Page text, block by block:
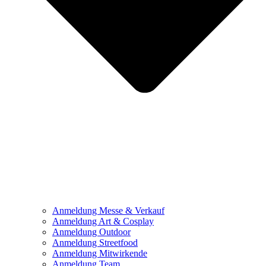
Anmeldung Messe & Verkauf
Anmeldung Art & Cosplay
Anmeldung Outdoor
Anmeldung Streetfood
Anmeldung Mitwirkende
Anmeldung Team